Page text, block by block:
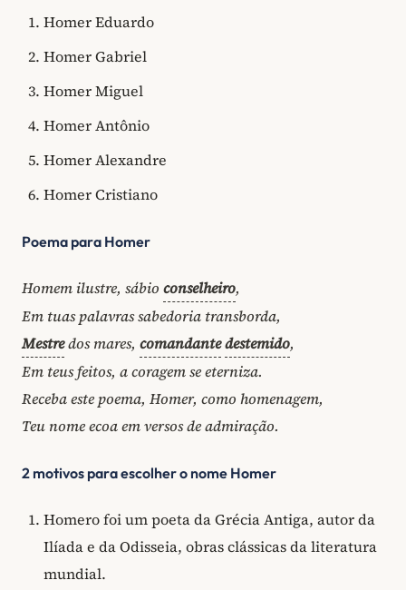
Homer Eduardo
Homer Gabriel
Homer Miguel
Homer Antônio
Homer Alexandre
Homer Cristiano
Poema para Homer
Homem ilustre, sábio conselheiro,
Em tuas palavras sabedoria transborda,
Mestredos mares, comandantedestemido,
Em teus feitos, a coragem se eterniza.
Receba este poema, Homer, como homenagem,
Teu nome ecoa em versos de admiração.
2 motivos para escolher o nome Homer
Homero foi um poeta da Grécia Antiga, autor da
Ilíada e da Odisseia, obras clássicas da literatura
mundial.